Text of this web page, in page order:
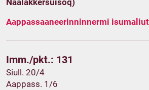
Naalakkersuisoq)
Aappassaaneerinninnermi
Imm./pkt.: 131
Siull. 20/4
Aappass. 1/6